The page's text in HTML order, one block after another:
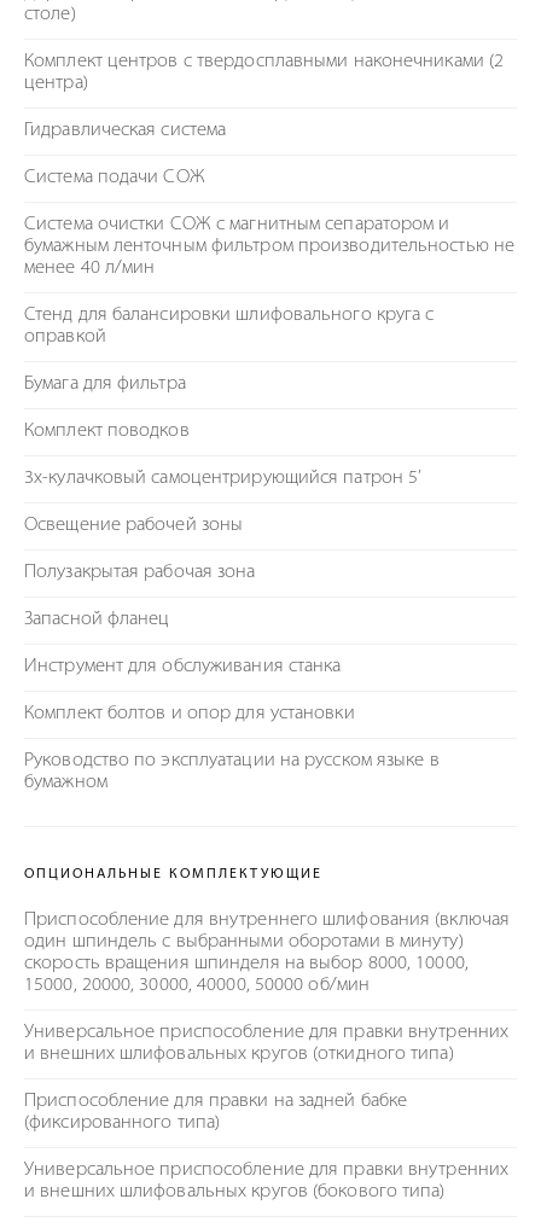
столе)
Комплект центров с твердосплавными наконечниками (2
центра)
Гидравлическая система
Система подачи СОЖ
Система очистки СОЖ с магнитным сепаратором и
бумажным ленточным фильтром производительностью не
менее 40 л/мин
Стенд для балансировки шлифовального круга с
оправкой
Бумага для фильтра
Комплект поводков
3х-кулачковый самоцентрирующийся патрон 5’
Освещение рабочей зоны
Полузакрытая рабочая зона
Запасной фланец
Инструмент для обслуживания станка
Комплект болтов и опор для установки
Руководство по эксплуатации на русском языке в
бумажном
ОПЦИОНАЛЬНЫЕ КОМПЛЕКТУЮЩИЕ
Приспособление для внутреннего шлифования (включая
один шпиндель с выбранными оборотами в минуту)
скорость вращения шпинделя на выбор 8000, 10000,
15000, 20000, 30000, 40000, 50000 об/мин
Универсальное приспособление для правки внутренних
и внешних шлифовальных кругов (откидного типа)
Приспособление для правки на задней бабке
(фиксированного типа)
Универсальное приспособление для правки внутренних
и внешних шлифовальных кругов (бокового типа)